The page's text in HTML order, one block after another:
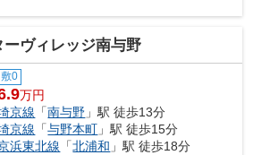
ーヴィレッジ南与野
敷0
万円
京線 「南与野 」駅 徒歩13分
京線 「与野本町 」駅 徒歩15分
浜東北線 「北浦和 」駅 徒歩18分